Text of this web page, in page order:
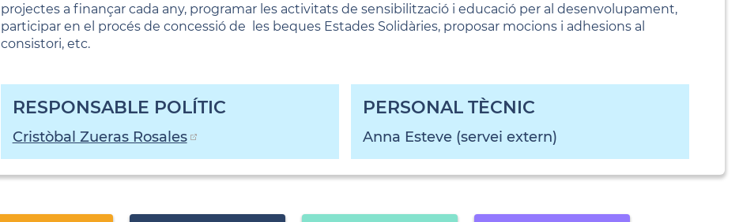
projectes a finançar cada any, programar les activitats de sensibilització i educació per al desenvolupament,
participar en el procés de concessió de les beques Estades Solidàries, proposar mocions i adhesions al
consistori, etc.
RESPONSABLE POLÍTIC
Cristòbal Zueras Rosales
PERSONAL TÈCNIC
Anna Esteve (servei extern)